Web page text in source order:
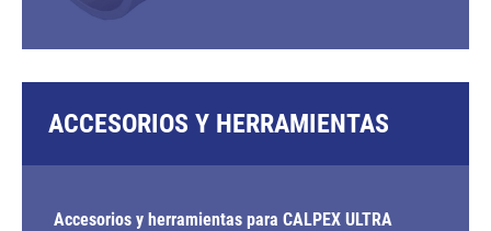
ACCESORIOS Y HERRAMIENTAS
Accesorios y herramientas para CALPEX ULTRA